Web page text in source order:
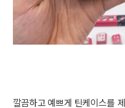
깔끔하고 예쁘게 틴케이스를